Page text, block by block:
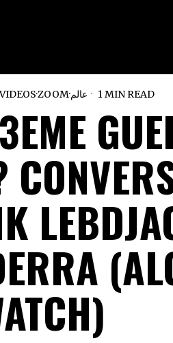
·ZOOM·عالم 1 MIN READ